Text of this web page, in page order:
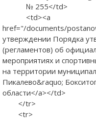
№ 255</td>
<td><a
href="/documents/
утверждении Порядка
(регламентов) об
мероприятиях и
на территории
Пикалево&raquo;
области</a></td>
</tr>
<tr>